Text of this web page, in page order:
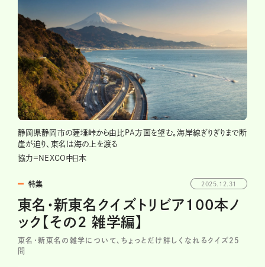
静岡県静岡市の薩埵峠から由比PA方面を望む。海岸線ぎりぎりまで断
崖が迫り、東名は海の上を渡る
協力=NEXCO中日本
特集 2025.12.31
東名・新東名クイズトリビア100本ノ
ック【その2 雑学編】
東名・新東名の雑学について、ちょっとだけ詳しくなれるクイズ25
問